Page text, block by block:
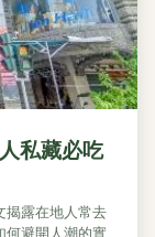
私藏必吃
揭露在地人常去
何避開人潮的實